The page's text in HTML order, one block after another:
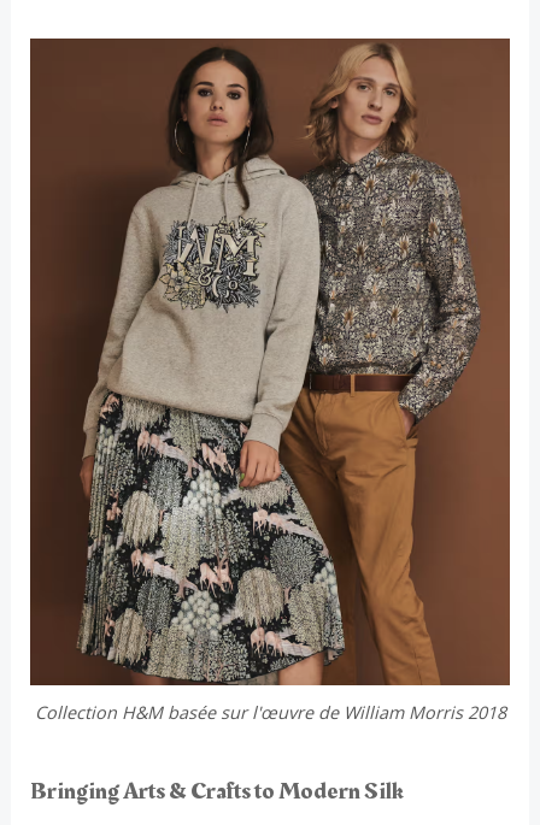
Collection H&M basée sur l'œuvre de William Morris 2018
Bringing Arts & Crafts to Modern Silk